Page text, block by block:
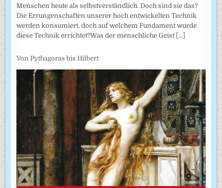
Menschen heute als selbstverständlich. Doch sind sie das?
Die Errungenschaften unserer hoch entwickelten Technik
werden konsumiert, doch auf welchem Fundament wurde
diese Technik errichtet?Was der menschliche Geist [...]
Von Pythagoras bis Hilbert